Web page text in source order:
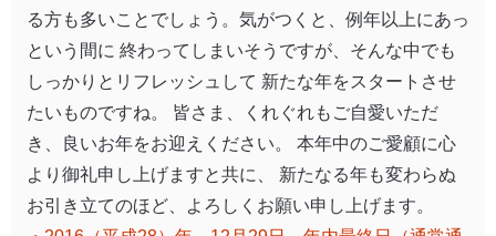
る方も多いことでしょう。気がつくと、例年以上にあっ
という間に 終わってしまいそうですが、そんな中でも
しっかりとリフレッシュして 新たな年をスタートさせ
たいものですね。 皆さま、くれぐれもご自愛いただ
き、良いお年をお迎えください。 本年中のご愛顧に心
より御礼申し上げますと共に、 新たなる年も変わらぬ
お引き立てのほど、よろしくお願い申し上げます。